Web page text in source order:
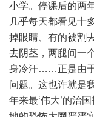
小学。停课后的两
几乎每天都看见十
掉眼睛、有的被割
去阴茎，两腿间一
身冷汗……正是由于
问题。这也许就是
年来最‘伟大’的治